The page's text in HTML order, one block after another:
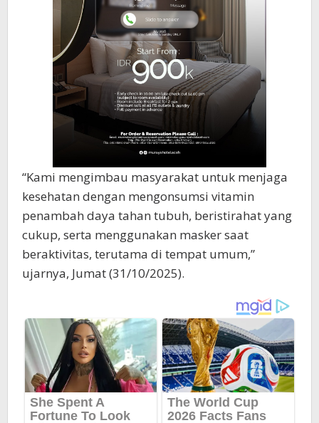
“Kami mengimbau masyarakat untuk menjaga
kesehatan dengan mengonsumsi vitamin
penambah daya tahan tubuh, beristirahat yang
cukup, serta menggunakan masker saat
beraktivitas, terutama di tempat umum,”
ujarnya, Jumat (31/10/2025).